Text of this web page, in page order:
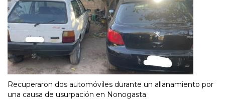
Recuperaron dos automóviles durante un allanamiento por
una causa de usurpación en Nonogasta